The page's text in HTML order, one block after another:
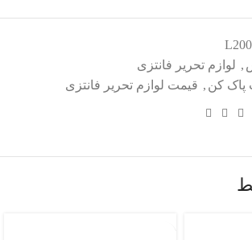
, لوازم تحریر فانتزی
پاک کن , قیمت لوازم تحریر فانتزی